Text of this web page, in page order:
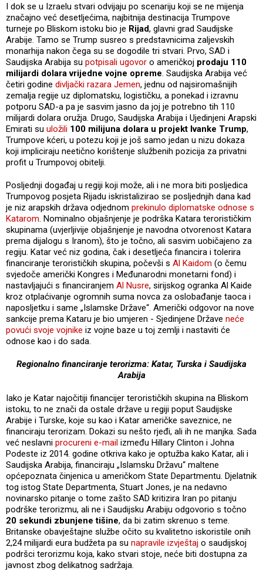
I dok se u Izraelu stvari odvijaju po scenariju koji se ne mijenja
značajno već desetljećima, najbitnija destinacija Trumpove
turneje po Bliskom istoku bio je Rijad, glavni grad Saudijske
Arabije. Tamo se Trump susreo s predstavnicima zaljevskih
monarhija nakon čega su se dogodile tri stvari. Prvo, SAD i
Saudijska Arabija su potpisali ugovor o američkoj prodaju 110
milijardi dolara vrijedne vojne opreme. Saudijska Arabija već
četiri godine divljački razara Jemen, jednu od najsiromašnijih
zemalja regije uz diplomatsku, logističku, a ponekad i izravnu
potporu SAD-a pa je sasvim jasno da joj je potrebno tih 110
milijardi dolara oružja. Drugo, Saudijska Arabija i Ujedinjeni Arapski
Emirati su uložili 100 milijuna dolara u projekt Ivanke Trump,
Trumpove kćeri, u potezu koji je još samo jedan u nizu dokaza
koji impliciraju neetično korištenje službenih pozicija za privatni
profit u Trumpovoj obitelji.
Posljednji događaj u regiji koji može, ali i ne mora biti posljedica
Trumpovog posjeta Rijadu iskristalizirao se posljednjih dana kad
je niz arapskih država odjednom prekinulo diplomatske odnose s
Katarom. Nominalno objašnjenje je podrška Katara terorističkim
skupinama (uvjerljivije objašnjenje je navodna otvorenost Katara
prema dijalogu s Iranom), što je točno, ali sasvim uobičajeno za
regiju. Katar već niz godina, čak i desetljeća financira i tolerira
financiranje terorističkih skupina, počevši s Al Kaidom (o čemu
svjedoče američki Kongres i Međunarodni monetarni fond) i
nastavljajući s financiranjem Al Nusre, sirijskog ogranka Al Kaide
kroz otplaćivanje ogromnih suma novca za oslobađanje taoca i
naposljetku i same „Islamske Države“. Američki odgovor na nove
sankcije prema Kataru je bio umjeren - Sjedinjene Države neće
povući svoje vojnike iz vojne baze u toj zemlji i nastaviti će
odnose kao i do sada.
Regionalno financiranje terorizma: Katar, Turska i Saudijska
Arabija
Iako je Katar najočitiji financijer terorističkih skupina na Bliskom
istoku, to ne znači da ostale države u regiji poput Saudijske
Arabije i Turske, koje su kao i Katar američke saveznice, ne
financiraju terorizam. Dokazi su nešto rjeđi, ali ih ne manjka. Sada
već neslavni procureni e-mail između Hillary Clinton i Johna
Podeste iz 2014. godine otkriva kako je optužba kako Katar, ali i
Saudijska Arabija, financiraju „Islamsku Državu“ maltene
općepoznata činjenica u američkom State Departmentu. Djelatnik
tog istog State Departmenta, Stuart Jones, je na nedavno
novinarsko pitanje o tome zašto SAD kritizira Iran po pitanju
podrške terorizmu, ali ne i Saudijsku Arabiju odgovorio s točno
20 sekundi zbunjene tišine, da bi zatim skrenuo s teme.
Britanske obavještajne službe očito su kvalitetno iskoristile onih
2,24 milijardi eura budžeta pa su napravile izvještaj o saudijskoj
podršci terorizmu koja, kako stvari stoje, neće biti dostupna za
javnost zbog delikatnog sadržaja.